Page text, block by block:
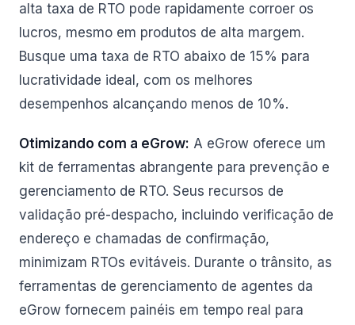
alta taxa de RTO pode rapidamente corroer os
lucros, mesmo em produtos de alta margem.
Busque uma taxa de RTO abaixo de 15% para
lucratividade ideal, com os melhores
desempenhos alcançando menos de 10%.
Otimizando com a eGrow: A eGrow oferece um
kit de ferramentas abrangente para prevenção e
gerenciamento de RTO. Seus recursos de
validação pré-despacho, incluindo verificação de
endereço e chamadas de confirmação,
minimizam RTOs evitáveis. Durante o trânsito, as
ferramentas de gerenciamento de agentes da
eGrow fornecem painéis em tempo real para